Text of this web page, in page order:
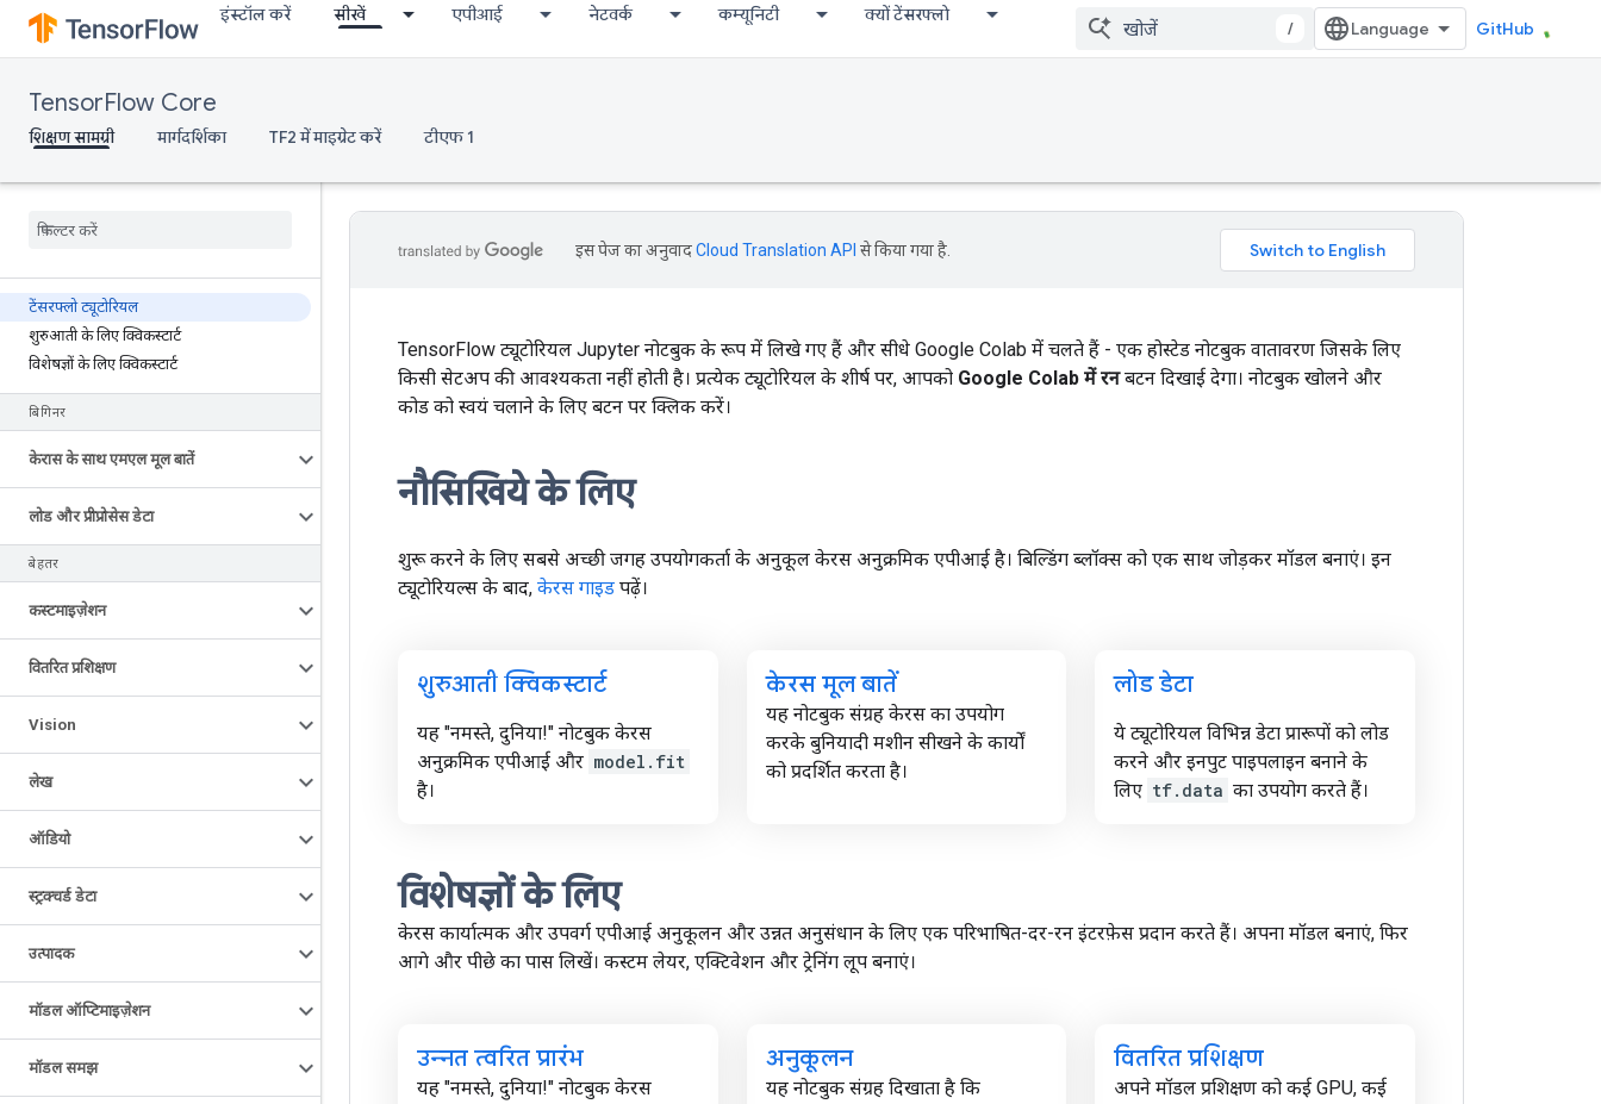
इंस्टॉल करें सीखें एपीआई नेटवर्क कम्यूनिटी क्यों टेंसरफ्लो
/ GitHub
TensorFlow Core
शिक्षण सामग्री मार्गदर्शिका TF2 में माइग्रेट करें टीएफ 1
टेंसरफ्लो ट्यूटोरियल
शुरुआती के लिए क्विकस्टार्ट
विशेषज्ञों के लिए क्विकस्टार्ट
बिगिनर
केरास के साथ एमएल मूल बातें
लोड और प्रीप्रोसेस डेटा
बेहतर
कस्टमाइज़ेशन
वितरित प्रशिक्षण
Vision
लेख
ऑडियो
स्ट्रक्चर्ड डेटा
उत्पादक
मॉडल ऑप्टिमाइज़ेशन
मॉडल समझ
इस पेज का अनुवादCloud Translation API से किया गया है.
TensorFlow ट्यूटोरियल Jupyter नोटबुक के रूप में लिखे गए हैं और सीधे Google Colab में चलते हैं - एक होस्टेड नोटबुक वातावरण जिसके लिए
किसी सेटअप की आवश्यकता नहीं होती है। प्रत्येक ट्यूटोरियल के शीर्ष पर, आपको Google Colab में रनबटन दिखाई देगा। नोटबुक खोलने और
कोड को स्वयं चलाने के लिए बटन पर क्लिक करें।
नौसिखिये के लिए
शुरू करने के लिए सबसे अच्छी जगह उपयोगकर्ता के अनुकूल केरस अनुक्रमिक एपीआई है। बिल्डिंग ब्लॉक्स को एक साथ जोड़कर मॉडल बनाएं। इन
ट्यूटोरियल्स के बाद, केरस गाइड पढ़ें।
शुरुआती क्विकस्टार्ट
यह "नमस्ते, दुनिया!" नोटबुक केरस
अनुक्रमिक एपीआई और model.fit
है।
केरस मूल बातें
यह नोटबुक संग्रह केरस का उपयोग
करके बुनियादी मशीन सीखने के कार्यों
को प्रदर्शित करता है।
लोड डेटा
ये ट्यूटोरियल विभिन्न डेटा प्रारूपों को लोड
करने और इनपुट पाइपलाइन बनाने के
लिए tf.data का उपयोग करते हैं।
विशेषज्ञों के लिए
केरस कार्यात्मक और उपवर्ग एपीआई अनुकूलन और उन्नत अनुसंधान के लिए एक परिभाषित-दर-रन इंटरफ़ेस प्रदान करते हैं। अपना मॉडल बनाएं, फिर
आगे और पीछे का पास लिखें। कस्टम लेयर, एक्टिवेशन और ट्रेनिंग लूप बनाएं।
उन्नत त्वरित प्रारंभ
यह "नमस्ते, दुनिया!" नोटबुक केरस
अनुकूलन
यह नोटबुक संग्रह दिखाता है कि
वितरित प्रशिक्षण
अपने मॉडल प्रशिक्षण को कई GPU, कई